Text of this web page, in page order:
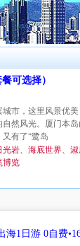
可选择）
市，这里风景优
然风光。厦门本
有了“鹭岛
岩、海底世界、
博览
海1日游 0自费